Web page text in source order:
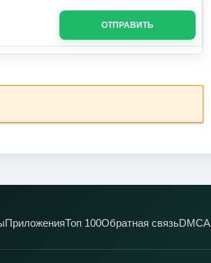
ОТПРАВИТЬ
ПриложенияТоп 100Обратная связьDMCA